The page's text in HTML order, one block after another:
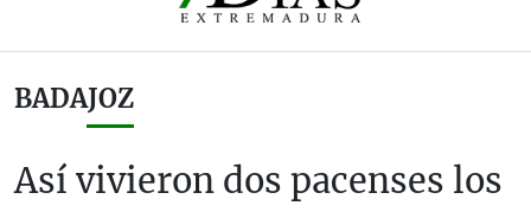
BADAJOZ
Así vivieron dos pacenses los